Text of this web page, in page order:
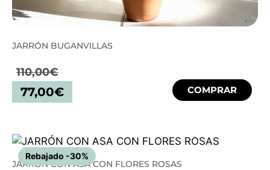
JARRÓN BUGANVILLAS
110,00€
77,00€ COMPRAR
Rebajado -30%
JARRÓN CON ASA CON FLORES ROSAS